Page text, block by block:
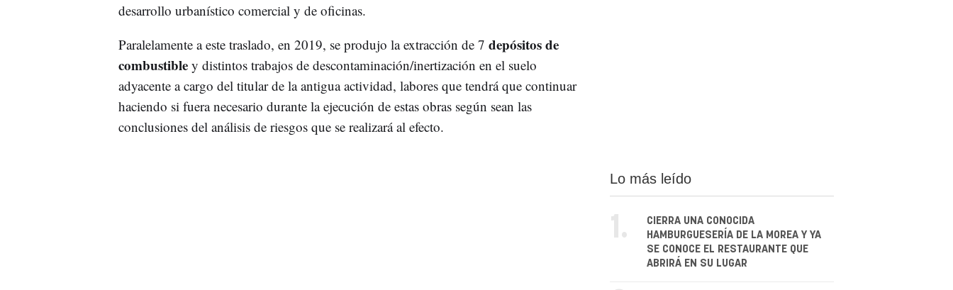
desarrollo urbanístico comercial y de oficinas.
Paralelamente a este traslado, en 2019, se produjo la extracción de 7 depósitos de
combustibley distintos trabajos de descontaminación/inertización en el suelo
adyacente a cargo del titular de la antigua actividad, labores que tendrá que continuar
haciendo si fuera necesario durante la ejecución de estas obras según sean las
conclusiones del análisis de riesgos que se realizará al efecto.
Lo más leído
1.
CIERRA UNA CONOCIDA
HAMBURGUESERÍA DE LA MOREA Y YA
SE CONOCE EL RESTAURANTE QUE
ABRIRÁ EN SU LUGAR